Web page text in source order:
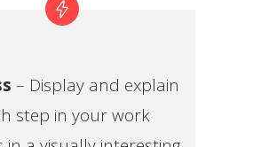
– Display and explain
step in your work